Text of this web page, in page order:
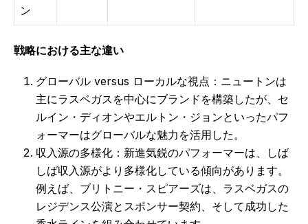
ン
戦略における主な違い
グローバル versus ローカルな視点：ニュートンは
主にラスベガスを中心にブランドを構築したが、セ
ルイン・ディオンやエルトン・ジョンといったパフ
ォーマーはグローバルな魅力を活用した。
収入源の多様化：新進気鋭のパフォーマーは、しば
しば収入源がより多様化している傾向があります。
例えば、ブリトニー・スピアーズは、ラスベガスの
レジデンス公演とスポンサー契約、そして成功した